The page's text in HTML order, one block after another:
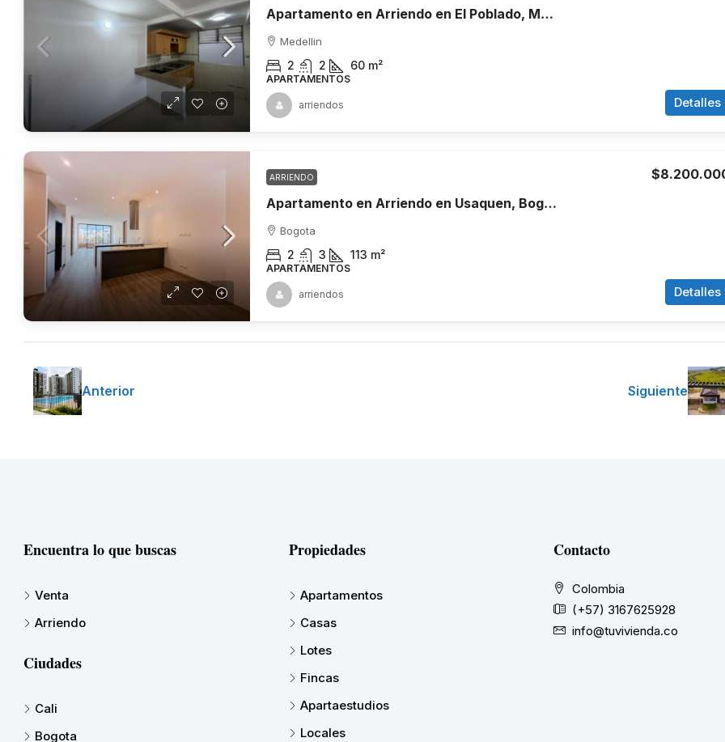
Apartamento en Arriendo en El Poblado, Medellín
Medellin
2 2 60 m²
APARTAMENTOS
Detalles
arriendos
ARRIENDO
Apartamento en Arriendo en Usaquen, Bogotá
Bogota
2 3 113 m²
APARTAMENTOS
Detalles
arriendos
Anterior Siguiente
Encuentra lo que buscas
Venta
Arriendo
Ciudades
Cali
Bogota
Propiedades
Apartamentos
Casas
Lotes
Fincas
Apartaestudios
Locales
Contacto
Colombia
(+57) 3167625928
info@tuvivienda.co